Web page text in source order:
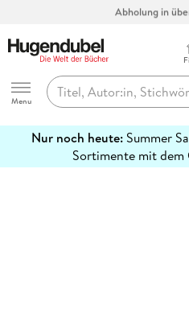
Abholung in
Hugendubel
Menu
Nur noch heute: Summer
Sortimente mit dem
erfahren